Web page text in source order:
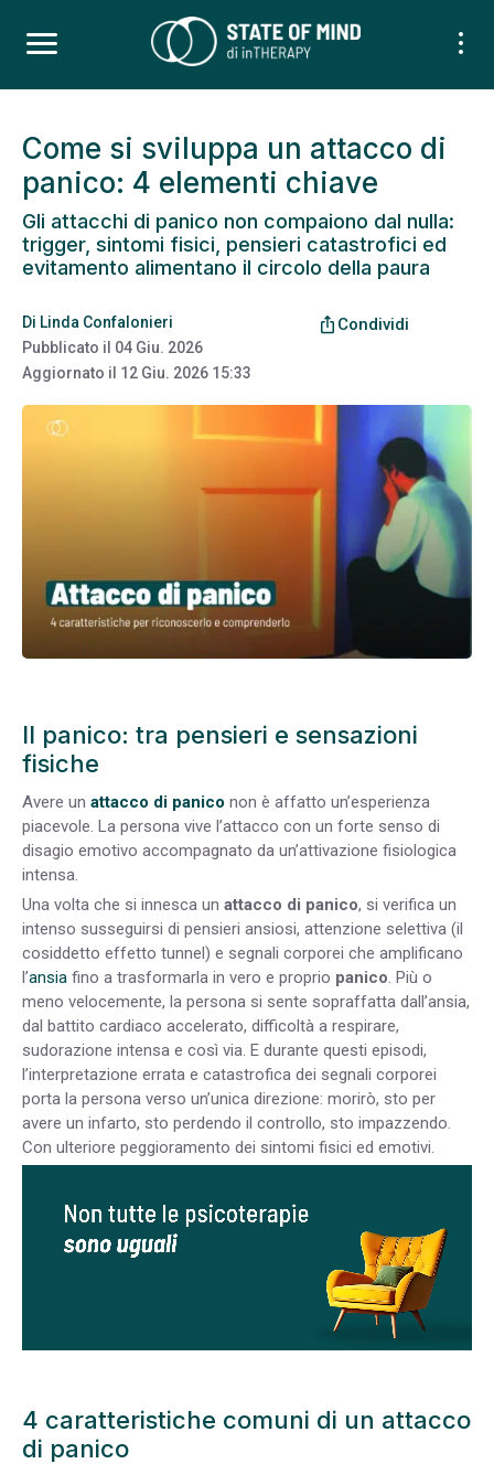
Come si sviluppa un attacco di
panico: 4 elementi chiave
Gli attacchi di panico non compaiono dal nulla:
trigger, sintomi fisici, pensieri catastrofici ed
evitamento alimentano il circolo della paura
Di Linda Confalonieri
Pubblicato il 04 Giu. 2026
Aggiornato il 12 Giu. 2026 15:33
ios_share Condividi
Il panico: tra pensieri e sensazioni
fisiche
Avere un attacco di panico non è affatto un’esperienza
piacevole. La persona vive l’attacco con un forte senso di
disagio emotivo accompagnato da un’attivazione fisiologica
intensa.
Una volta che si innesca un attacco di panico, si verifica un
intenso susseguirsi di pensieri ansiosi, attenzione selettiva (il
cosiddetto effetto tunnel) e segnali corporei che amplificano
l’ansia fino a trasformarla in vero e proprio panico. Più o
meno velocemente, la persona si sente sopraffatta dall’ansia,
dal battito cardiaco accelerato, difficoltà a respirare,
sudorazione intensa e così via. E durante questi episodi,
l’interpretazione errata e catastrofica dei segnali corporei
porta la persona verso un’unica direzione: morirò, sto per
avere un infarto, sto perdendo il controllo, sto impazzendo.
Con ulteriore peggioramento dei sintomi fisici ed emotivi.
4 caratteristiche comuni di un attacco
di panico